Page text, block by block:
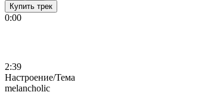
Купить трек
0:00
2:39
Настроение/Тема
melancholic